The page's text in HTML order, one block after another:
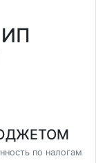
по налогам